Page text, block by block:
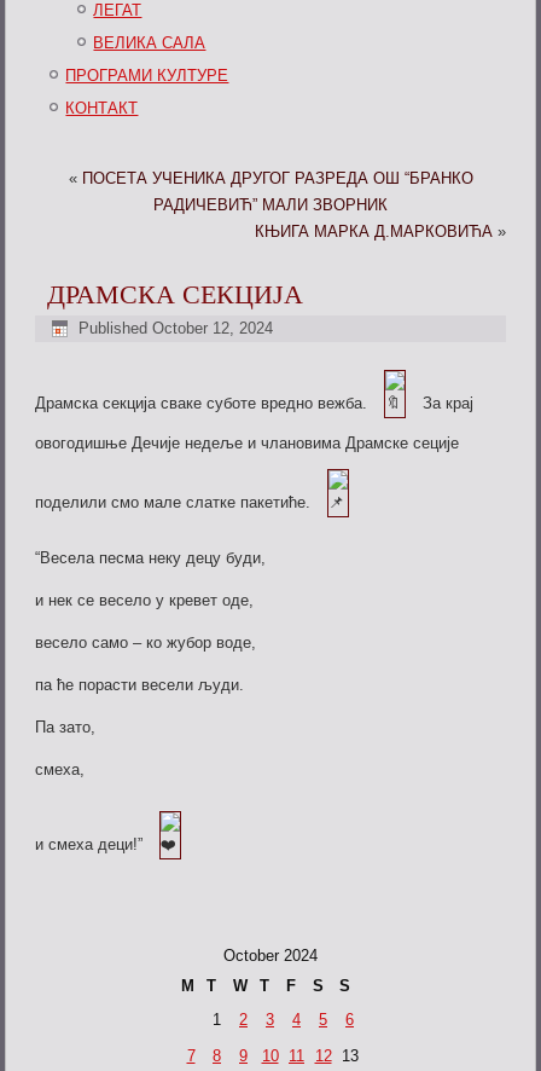
ЛЕГАТ
ВЕЛИКА САЛА
ПРОГРАМИ КУЛТУРЕ
КОНТАКТ
« ПОСЕТА УЧЕНИКА ДРУГОГ РАЗРЕДА ОШ “БРАНКО
РАДИЧЕВИЋ” МАЛИ ЗВОРНИК
КЊИГА МАРКА Д.МАРКОВИЋА»
ДРАМСКА СЕКЦИЈА
Published October 12, 2024
Драмска секција сваке суботе вредно вежба. За крај
овогодишње Дечије недеље и члановима Драмске сеције
поделили смо мале слатке пакетиће.
“Весела песма неку децу буди,
и нек се весело у кревет оде,
весело само – ко жубор воде,
паће порасти весели људи.
Па зато,
смеха,
и смеха деци!”
October 2024
M
T W T F S
S
1
2 3 4 5
6
7
8 9 10 11 12 13